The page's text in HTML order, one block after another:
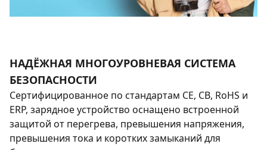
НАДЁЖНАЯ МНОГОУРОВНЕВАЯ СИСТЕМА
БЕЗОПАСНОСТИ
Сертифицированное по стандартам CE, CB, RoHS и
ERP, зарядное устройство оснащено встроенной
защитой от перегрева, превышения напряжения,
превышения тока и коротких замыканий для